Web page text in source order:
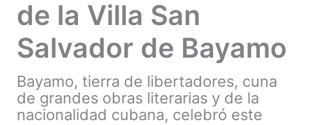
de la Villa San
Salvador de Bayamo
Bayamo, tierra de libertadores, cuna
de grandes obras literarias y de la
nacionalidad cubana, celebró este